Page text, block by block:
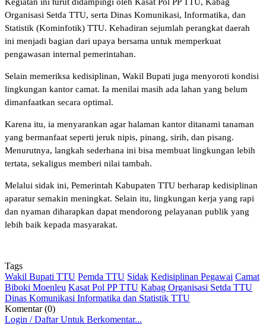
Organisasi Setda TTU, serta Dinas Komunikasi, Informatika, dan
Statistik (Kominfotik) TTU. Kehadiran sejumlah perangkat daerah
ini menjadi bagian dari upaya bersama untuk memperkuat
pengawasan internal pemerintahan.
Selain memeriksa kedisiplinan, Wakil Bupati juga menyoroti kondisi
lingkungan kantor camat. Ia menilai masih ada lahan yang belum
dimanfaatkan secara optimal.
Karena itu, ia menyarankan agar halaman kantor ditanami tanaman
yang bermanfaat seperti jeruk nipis, pinang, sirih, dan pisang.
Menurutnya, langkah sederhana ini bisa membuat lingkungan lebih
tertata, sekaligus memberi nilai tambah.
Melalui sidak ini, Pemerintah Kabupaten TTU berharap kedisiplinan
aparatur semakin meningkat. Selain itu, lingkungan kerja yang rapi
dan nyaman diharapkan dapat mendorong pelayanan publik yang
lebih baik kepada masyarakat.
Tags
Wakil Bupati TTU Pemda TTU Sidak Kedisiplinan Pegawai Camat
Biboki Moenleu Kasat Pol PP TTU Kabag Organisasi Setda TTU
Dinas Komunikasi Informatika dan Statistik TTU
Komentar (0)
Login / Daftar Untuk Berkomentar...